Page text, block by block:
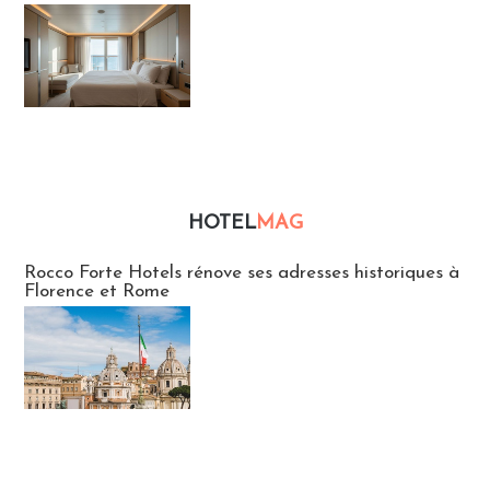
HOTELMAG
Rocco Forte Hotels rénove ses adresses historiques à
Florence et Rome